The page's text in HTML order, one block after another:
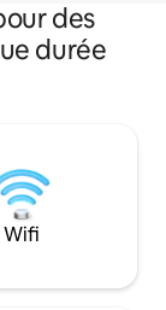
des
durée
Wifi